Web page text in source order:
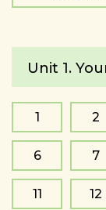
Unit 1.
1 2
6 7
11 12